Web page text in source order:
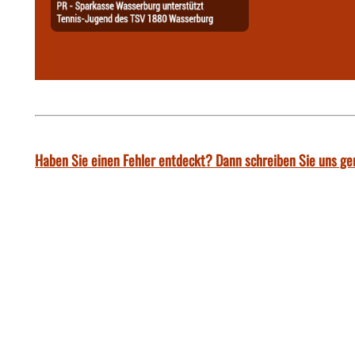
Haben Sie einen Fehler entdeckt? Dann schreiben Sie uns